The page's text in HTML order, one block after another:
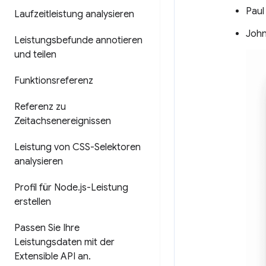
Laufzeitleistung analysieren
Leistungsbefunde annotieren
und teilen
Funktionsreferenz
Referenz zu
Zeitachsenereignissen
Leistung von CSS-Selektoren
analysieren
Profil für Node.js-Leistung
erstellen
Passen Sie Ihre
Leistungsdaten mit der
Extensible API an.
Paul